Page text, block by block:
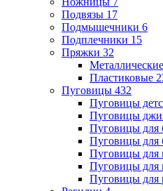
Подвязы 17
Подмышечники 6
Подплечники 15
Пряжки 32
Металлические
Пластиковые
Пуговицы 432
Пуговицы
Пуговицы
Пуговицы для
Пуговицы для
Пуговицы для
Пуговицы для
Пуговицы для